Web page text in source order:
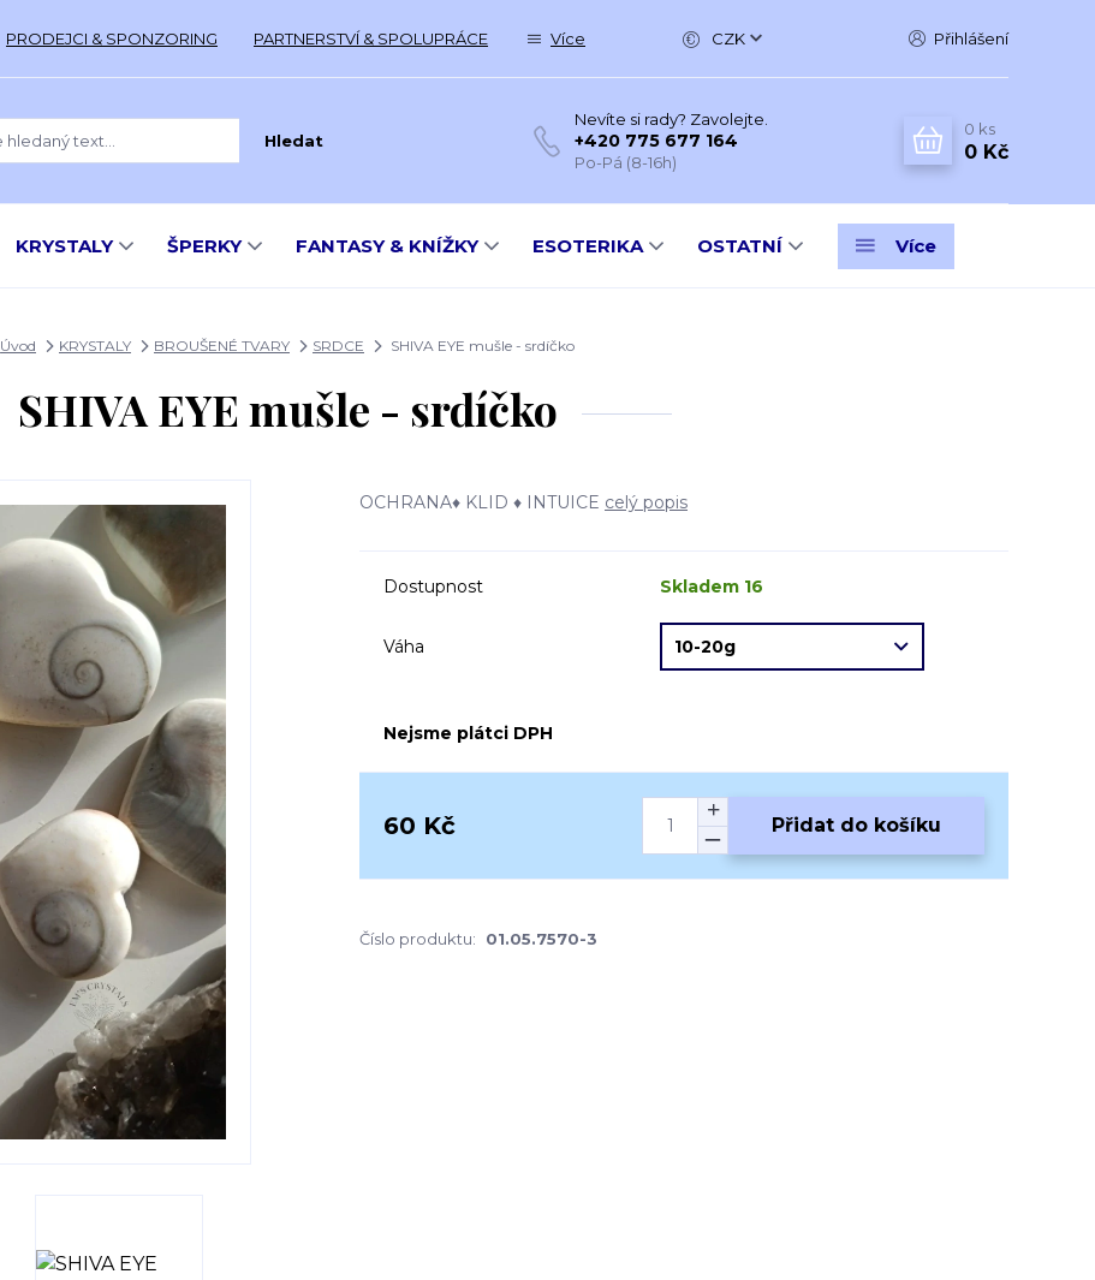
PRODEJCI & SPONZORING PARTNERSTVÍ & SPOLUPRÁCE Více CZK Přihlášení
Hledat
Nevíte si rady? Zavolejte.
+420 775 677 164
Po-Pá (8-16h)
0 ks
0 Kč
KRYSTALY ŠPERKY FANTASY & KNÍŽKY ESOTERIKA OSTATNÍ Více
Úvod KRYSTALY BROUŠENÉ TVARY SRDCE SHIVA EYE mušle - srdíčko
SHIVA EYE mušle - srdíčko
OCHRANA♦ KLID ♦ INTUICE celý popis
Dostupnost Skladem 16
Váha
Nejsme plátci DPH
60 Kč Přidat do košíku
Číslo produktu: 01.05.7570-3